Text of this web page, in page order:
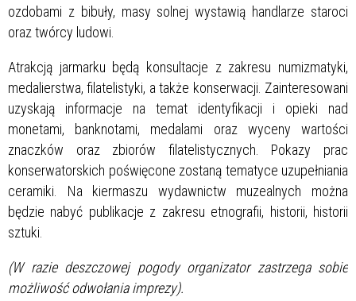
ozdobami z bibuły, masy solnej wystawią handlarze staroci
oraz twórcy ludowi.
Atrakcją jarmarku będą konsultacje z zakresu numizmatyki,
medalierstwa, filatelistyki, a także konserwacji. Zainteresowani
uzyskają informacje na temat identyfikacji i opieki nad
monetami, banknotami, medalami oraz wyceny wartości
znaczków oraz zbiorów filatelistycznych. Pokazy prac
konserwatorskich poświęcone zostaną tematyce uzupełniania
ceramiki. Na kiermaszu wydawnictw muzealnych można
będzie nabyć publikacje z zakresu etnografii, historii, historii
sztuki.
(W razie deszczowej pogody organizator zastrzega sobie
możliwość odwołania imprezy).